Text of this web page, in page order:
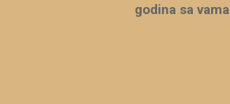
godina sa vama